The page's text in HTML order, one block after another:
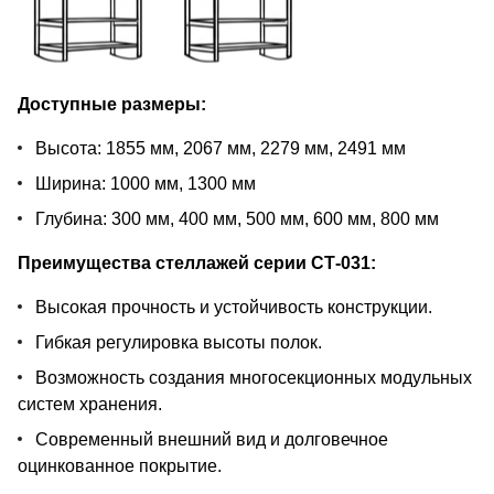
Доступные размеры:
Высота: 1855 мм, 2067 мм, 2279 мм, 2491 мм
Ширина: 1000 мм, 1300 мм
Глубина: 300 мм, 400 мм, 500 мм, 600 мм, 800 мм
Преимущества стеллажей серии СТ-031:
Высокая прочность и устойчивость конструкции.
Гибкая регулировка высоты полок.
Возможность создания многосекционных модульных
систем хранения.
Современный внешний вид и долговечное
оцинкованное покрытие.